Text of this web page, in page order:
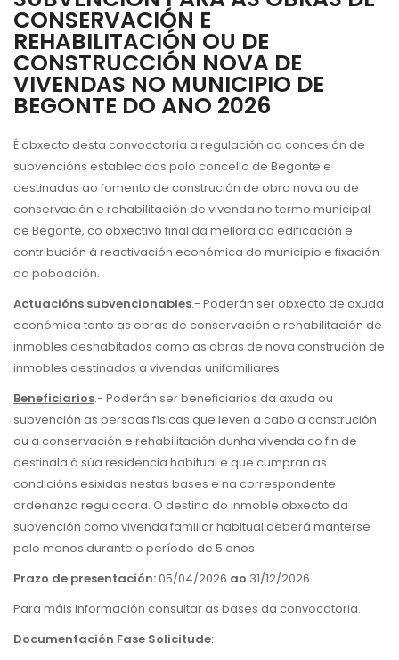
CONSERVACIÓN E
REHABILITACIÓN OU DE
CONSTRUCCIÓN NOVA DE
VIVENDAS NO MUNICIPIO DE
BEGONTE DO ANO 2026
É obxecto desta convocatoria a regulación da concesión de
subvencións establecidas polo concello de Begonte e
destinadas ao fomento de construción de obra nova ou de
conservación e rehabilitación de vivenda no termo municipal
de Begonte, co obxectivo final da mellora da edificación e
contribución á reactivación económica do municipio e fixación
da poboación.
Actuacións subvencionables.- Poderán ser obxecto de axuda
económica tanto as obras de conservación e rehabilitación de
inmobles deshabitados como as obras de nova construción de
inmobles destinados a vivendas unifamiliares.
Beneficiarios.- Poderán ser beneficiarios da axuda ou
subvención as persoas físicas que leven a cabo a construción
ou a conservación e rehabilitación dunha vivenda co fin de
destinala á súa residencia habitual e que cumpran as
condicións esixidas nestas bases e na correspondente
ordenanza reguladora. O destino do inmoble obxecto da
subvención como vivenda familiar habitual deberá manterse
polo menos durante o período de 5 anos.
Prazo de presentación:05/04/2026 ao 31/12/2026
Para máis información consultar as bases da convocatoria.
Documentación Fase Solicitude: